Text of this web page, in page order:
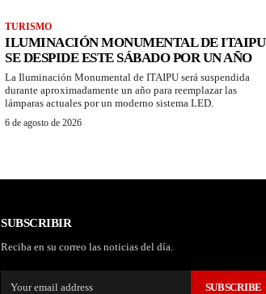
TURISMO
ILUMINACIÓN MONUMENTAL DE ITAIPU
SE DESPIDE ESTE SÁBADO POR UN AÑO
La Iluminación Monumental de ITAIPU será suspendida
durante aproximadamente un año para reemplazar las
lámparas actuales por un moderno sistema LED.
6 de agosto de 2026
SUBSCRIBIR
Reciba en su correo las noticias del día.
SUBSCRIBE